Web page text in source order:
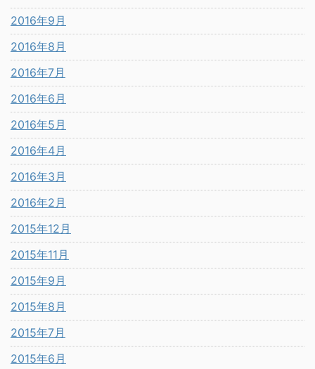
2016年9月
2016年8月
2016年7月
2016年6月
2016年5月
2016年4月
2016年3月
2016年2月
2015年12月
2015年11月
2015年9月
2015年8月
2015年7月
2015年6月